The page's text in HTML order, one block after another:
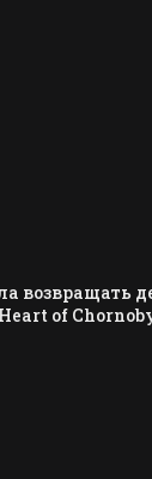
возвращать
Heart of